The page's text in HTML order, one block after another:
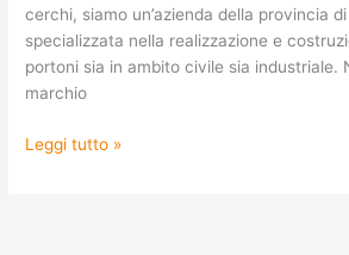
cerchi, siamo un’azienda della provincia
specializzata nella realizzazione e
portoni sia in ambito civile sia industriale.
marchio
Leggi tutto »